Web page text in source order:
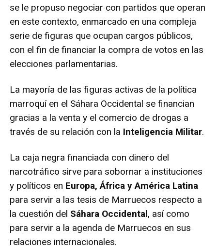
se le propuso negociar con partidos que operan
en este contexto, enmarcado en una compleja
serie de figuras que ocupan cargos públicos,
con el fin de financiar la compra de votos en las
elecciones parlamentarias.
La mayoría de las figuras activas de la política
marroquí en el Sáhara Occidental se financian
gracias a la venta y el comercio de drogas a
través de su relación con la Inteligencia Militar.
La caja negra financiada con dinero del
narcotráfico sirve para sobornar a instituciones
y políticos en Europa, África y América Latina
para servir a las tesis de Marruecos respecto a
la cuestión del Sáhara Occidental, así como
para servir a la agenda de Marruecos en sus
relaciones internacionales.